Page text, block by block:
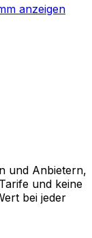
anzeigen
und Anbietern,
und keine
bei jeder